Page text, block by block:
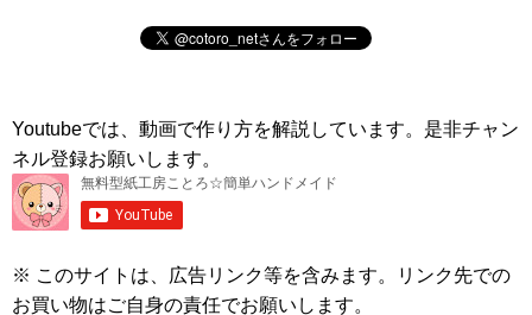
Youtubeでは、動画で作り方を解説しています。是非チャン
ネル登録お願いします。
※ このサイトは、広告リンク等を含みます。リンク先での
お買い物はご自身の責任でお願いします。